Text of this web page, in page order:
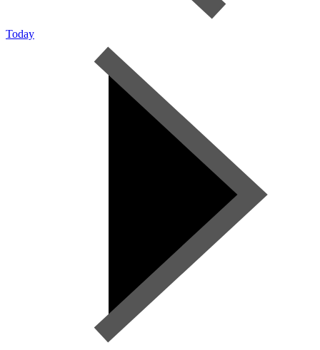
Today